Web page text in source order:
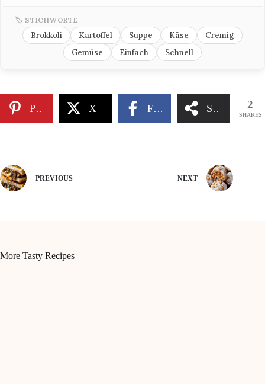
🏷 STICHWORTE
Brokkoli Kartoffel Suppe Käse
Cremig
Gemüse
Einfach Schnell
Pinterest X Facebook Share 2
SHARES
PREVIOUS NEXT
More Tasty Recipes